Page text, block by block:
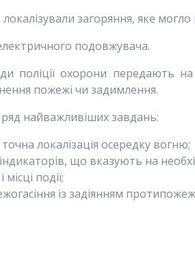
загоряння, яке
подовжувача.
поліції охорони передають
пожежі чи задимлення.
найважливіших завдань:
локалізація осередку вогню;
що вказують на
події;
із задіянням